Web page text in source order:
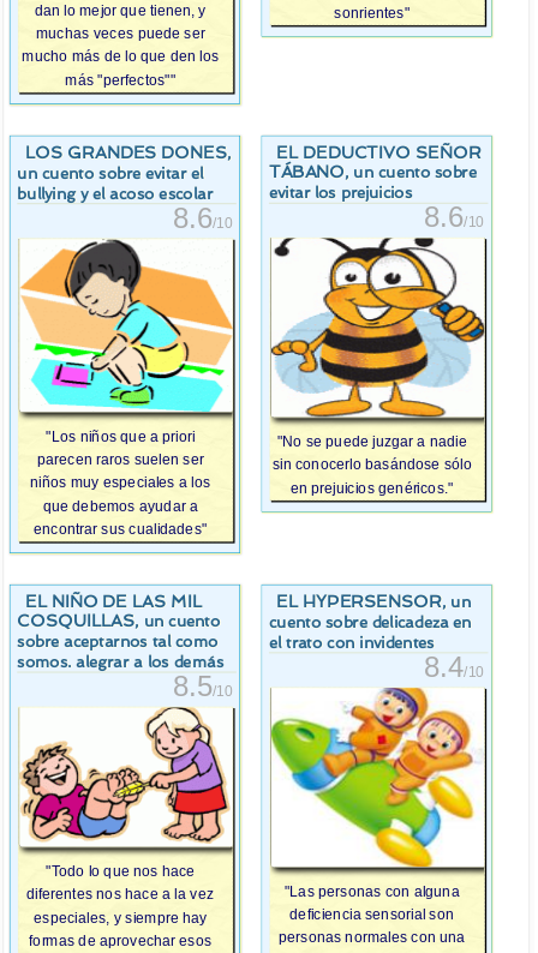
dan lo mejor que tienen, y
muchas veces puede ser
mucho más de lo que den los
más "perfectos""
sonrientes"
LOS GRANDES DONES,
un cuento sobre evitar el
bullying y el acoso escolar
8.6/10
"Los niños que a priori
parecen raros suelen ser
niños muy especiales a los
que debemos ayudar a
encontrar sus cualidades"
EL DEDUCTIVO SEÑOR
TÁBANO, un cuento sobre
evitar los prejuicios
8.6/10
"No se puede juzgar a nadie
sin conocerlo basándose sólo
en prejuicios genéricos."
EL NIÑO DE LAS MIL
COSQUILLAS, un cuento
sobre aceptarnos tal como
somos. alegrar a los demás
8.5/10
"Todo lo que nos hace
diferentes nos hace a la vez
especiales, y siempre hay
formas de aprovechar esos
EL HYPERSENSOR, un
cuento sobre delicadeza en
el trato con invidentes
8.4/10
"Las personas con alguna
deficiencia sensorial son
personas normales con una